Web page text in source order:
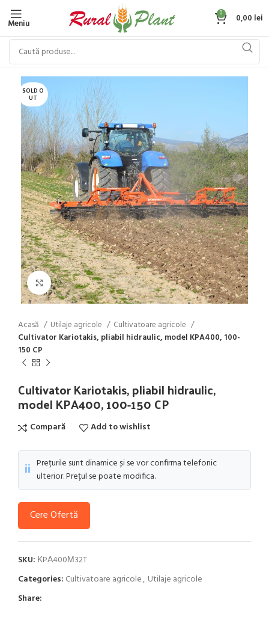
Meniu
0 0,00 lei
SOLD O
UT
Click to enlarge
Acasă Utilaje agricole
Cultivatoare agricole
Cultivator Kariotakis, pliabil hidraulic, model KPA400, 100-
150 CP
Cultivator Kariotakis, pliabil hidraulic,
model KPA400, 100-150 CP
Compară Add to wishlist
ℹ️ Prețurile sunt dinamice și se vor confirma telefonic
ulterior. Prețul se poate modifica.
Cere Ofertă
SKU: ΚPΑ400Μ32T
Categories: Cultivatoare agricole, Utilaje agricole
Share: